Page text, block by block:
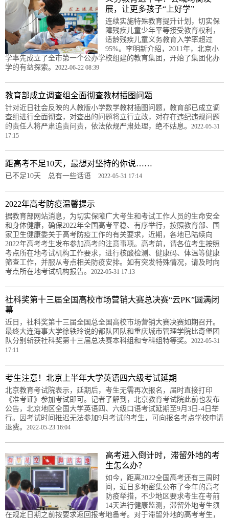
展，让更多孩子“上好学”
连续实施特殊教育提升计划，切实保
障残疾儿童少年平等接受教育权利，
适龄残疾儿童义务教育入学率超过
95%。李明新介绍，2011年，北京小
学率先成立了全市第一个公办学校组建的教育集团，开始了集团化办
学的有益探索。 2022-06-22 08:39
教育部成立调查组全面彻查教材插图问题
针对近日社会反映的人教版小学数学教材插图问题，教育部已成立调
查组进行全面彻查，对查出的问题将立行立改，对存在违纪违规问题
的责任人将严肃追责问责，依法依规严肃处理，绝不姑息。 2022-05-31
17:15
距高考不足10天，最想对坚持的你说……
已不足10天 总有一些话语 2022-05-31 17:14
2022年高考防疫温馨提示
据教育部网站消息，为切实保障广大考生和考试工作人员的生命安全
和身体健康，确保2022年全国高考平稳、有序举行，按照教育部、国
家卫生健康委关于高考防疫工作的有关要求，近期，各地已陆续向
2022年高考考生发布参加高考的注意事项。高考前，请各位考生按照
考点所在地考试机构工作要求，进行核酸检测、健康码、体温等健康
筛查工作，并服从考点相关防疫安排。如有突发特殊情况，请及时向
考点所在地考试机构报告。 2022-05-31 17:13
社科奖第十三届全国高校市场营销大赛总决赛“云PK”圆满闭
幕
近日，社科奖第十三届全国总全国高校市场营销大赛决赛如期召开。
最终大连海事大学徐轶玲说的都队团队和重庆城市管理学院比奇堡团
队分别斩获社科奖第十三届总决赛本科组和专科组特等奖。 2022-05-31
17:11
考生注意！北京上半年大学英语四六级考试延期
北京教育考试院表示，延期后，考生无需再次报名，届时直接打印
《准考证》参加考试即可。记者了解到，北京教育考试院此前也发布
公告，北京地区全国大学英语四、六级口语考试延期至9月3日-4日举
行。因考试时间推迟无法参加9月考试的考生，可向报名考点学校申请
退费。 2022-05-23 16:04
高考进入倒计时，滞留外地的考
生怎么办？
如今，距离2022全国高考还有三周时
间，近日多地密集公布了今年的高考
防疫举措，不少地区要求考生在考前
14天进行健康监测，滞留外地考生须
在规定日期之前按要求返回报考地备考。对于滞留外地的高考考生，